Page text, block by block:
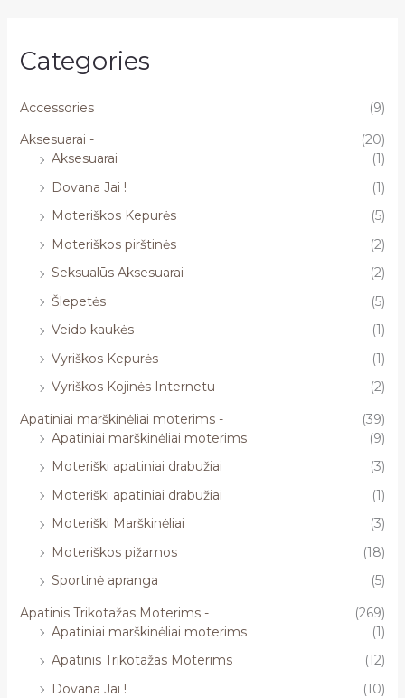
Categories
Accessories
(9)
Aksesuarai -
(20)
Aksesuarai
(1)
Dovana Jai !
(1)
Moteriškos Kepurės
(5)
Moteriškos pirštinės
(2)
Seksualūs Aksesuarai
(2)
Šlepetės
(5)
Veido kaukės
(1)
Vyriškos Kepurės
(1)
Vyriškos Kojinės Internetu
(2)
Apatiniai marškinėliai moterims -
(39)
Apatiniai marškinėliai moterims
(9)
Moteriški apatiniai drabužiai
(3)
Moteriški apatiniai drabužiai
(1)
Moteriški Marškinėliai
(3)
Moteriškos pižamos
(18)
Sportinė apranga
(5)
Apatinis Trikotažas Moterims -
(269)
Apatiniai marškinėliai moterims
(1)
Apatinis Trikotažas Moterims
(12)
Dovana Jai !
(10)